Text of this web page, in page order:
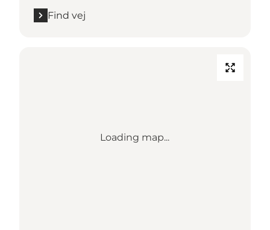
Find vej
Loading map...